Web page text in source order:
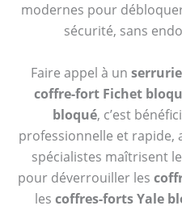
modernes pour
sécurité, sans
Faire appel à un
coffre-fort Fichet
bloqué, c’est
professionnelle et rapide,
spécialistes maîtrisent
pour déverrouiller les
les coffres-forts Yale